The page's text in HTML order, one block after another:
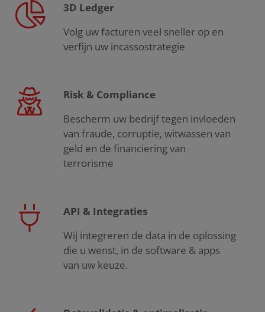
3D Ledger
Volg uw facturen veel sneller op en
verfijn uw incassostrategie
Risk & Compliance
Bescherm uw bedrijf tegen invloeden
van fraude, corruptie, witwassen van
geld en de financiering van
terrorisme
API & Integraties
Wij integreren de data in de oplossing
die u wenst, in de software & apps
van uw keuze.